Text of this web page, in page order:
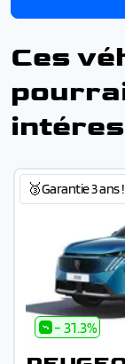
Ces
🥉Garantie 3 ans !
- 31.3%